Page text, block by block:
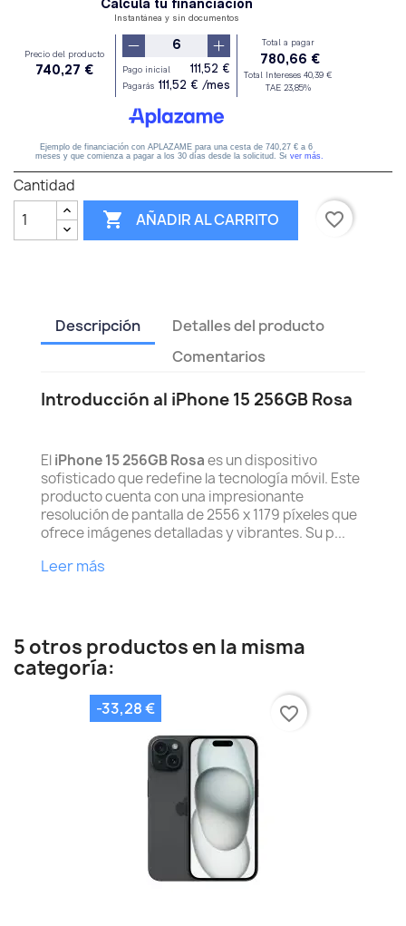
Cantidad
 AÑADIR AL CARRITO favorite_border
Descripción
Detalles del producto
Comentarios
Introducción al iPhone 15 256GB Rosa
EliPhone 15 256GB Rosaes un dispositivo
sofisticado que redefine la tecnología móvil. Este
producto cuenta con una impresionante
resolución de pantalla de 2556 x 1179 píxeles que
ofrece imágenes detalladas y vibrantes. Su p...
Leer más
5 otros productos en la misma
categoría:
-33,28 € favorite_border